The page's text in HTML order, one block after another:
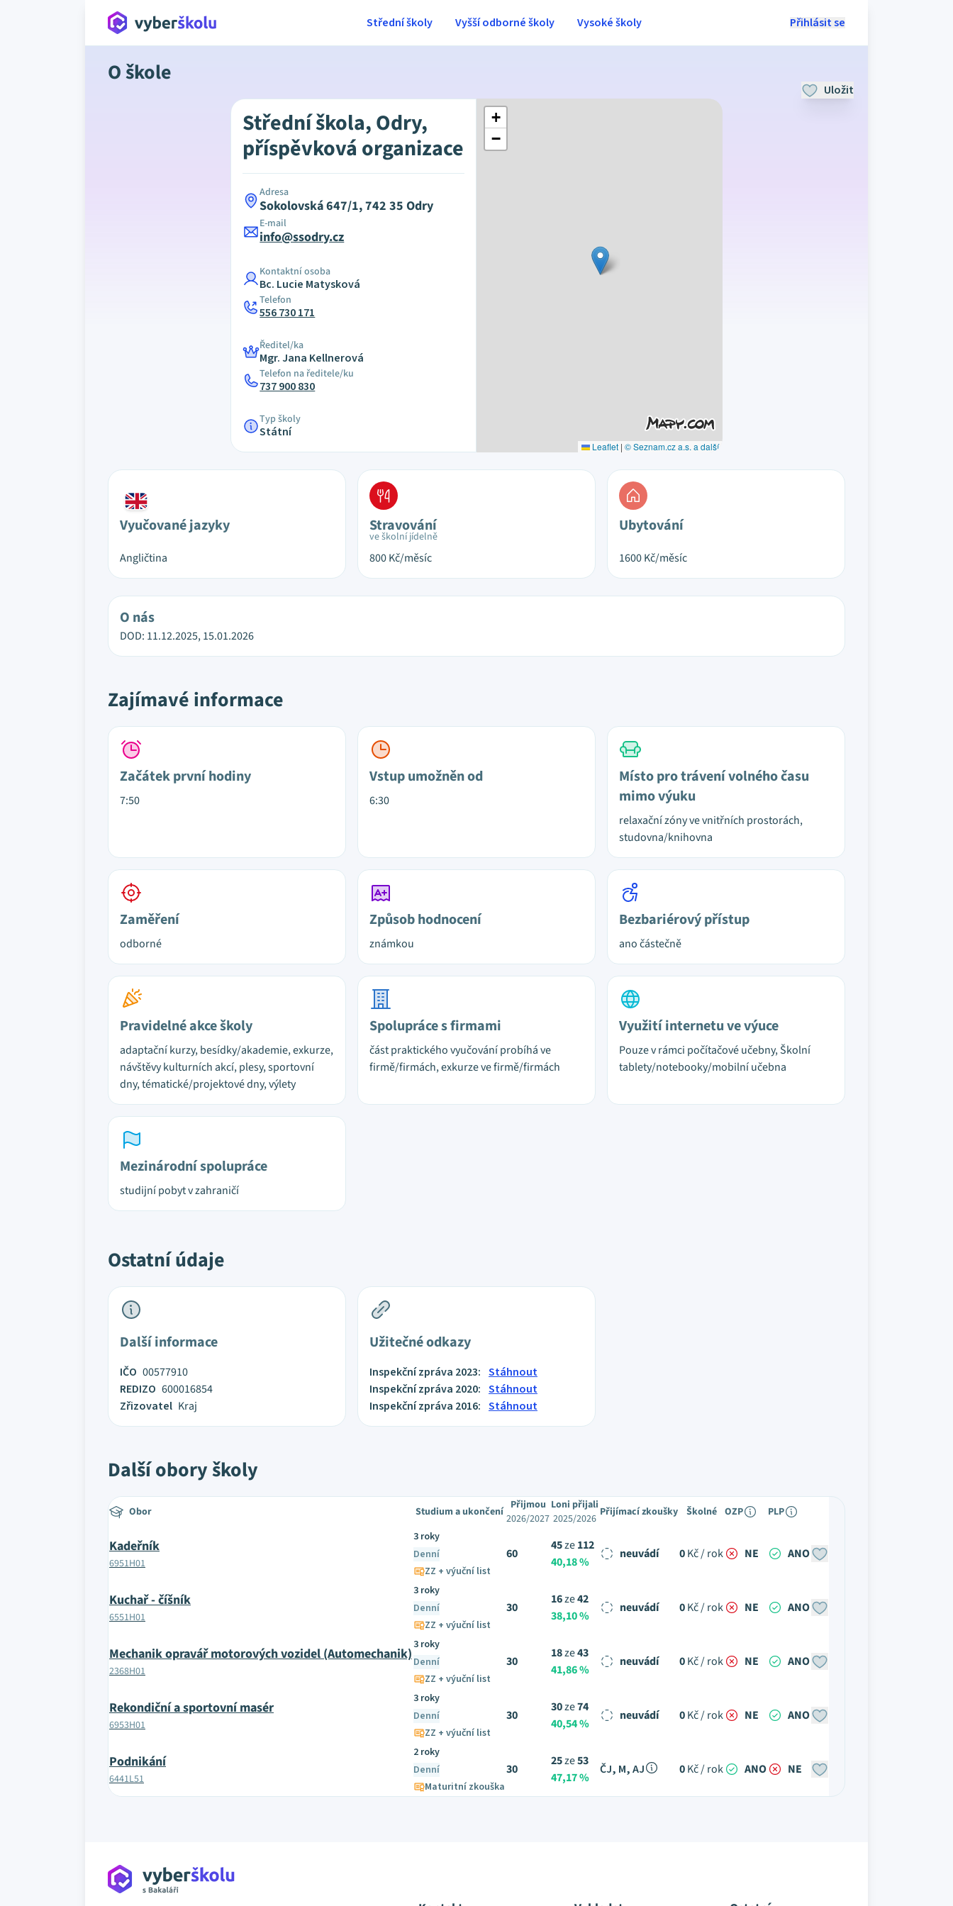
Přihlásit se
Střední školy Vyšší odborné školy Vysoké školy
O škole
Uložit
Střední škola, Odry,
příspěvková organizace
Adresa
Sokolovská 647/1, 742 35 Odry
E-mail
info@ssodry.cz
Kontaktní osoba
Bc. Lucie Matysková
Telefon
556 730 171
Ředitel/ka
Mgr. Jana Kellnerová
Telefon na ředitele/ku
737 900 830
Typ školy
Státní
+
−
Leaflet | © Seznam.cz a.s. a další
Vyučované jazyky
Angličtina
Stravování
ve školní jídelně
800Kč/měsíc
Ubytování
1600Kč/měsíc
O nás
DOD: 11.12.2025, 15.01.2026
Zajímavé informace
Začátek první hodiny
7:50
Vstup umožněn od
6:30
Místo pro trávení volného času
mimo výuku
relaxační zóny ve vnitřních prostorách,
studovna/knihovna
Zaměření
odborné
Způsob hodnocení
známkou
Bezbariérový přístup
ano částečně
Pravidelné akce školy
adaptační kurzy, besídky/akademie, exkurze,
návštěvy kulturních akcí, plesy, sportovní
dny, tématické/projektové dny, výlety
Spolupráce s firmami
část praktického vyučování probíhá ve
firmě/firmách, exkurze ve firmě/firmách
Využití internetu ve výuce
Pouze v rámci počítačové učebny, Školní
tablety/notebooky/mobilní učebna
Mezinárodní spolupráce
studijní pobyt v zahraničí
Ostatní údaje
Další informace
IČO 00577910
REDIZO 600016854
Zřizovatel Kraj
Užitečné odkazy
Inspekční zpráva 2023: Stáhnout
Inspekční zpráva 2020: Stáhnout
Inspekční zpráva 2016: Stáhnout
Další obory školy
Obor Studium a ukončení Přijmou
2026/2027
Loni přijali
2025/2026 Přijímací zkoušky Školné OZP PLP
Kadeřník
6951H01
3 roky
Denní
ZZ + výuční list
60
45ze112
40,18 %
neuvádí 0Kč / rok NE ANO
Kuchař - číšník
6551H01
3 roky
Denní
ZZ + výuční list
30
16ze42
38,10 %
neuvádí 0Kč / rok NE ANO
Mechanik opravář motorových vozidel (Automechanik)
2368H01
3 roky
Denní
ZZ + výuční list
30
18ze43
41,86 %
neuvádí 0Kč / rok NE ANO
Rekondiční a sportovní masér
6953H01
3 roky
Denní
ZZ + výuční list
30
30ze74
40,54 %
neuvádí 0Kč / rok NE ANO
Podnikání
6441L51
2 roky
Denní
Maturitní zkouška
30
25ze53
47,17 %
ČJ, M, AJ 0Kč / rok ANO NE